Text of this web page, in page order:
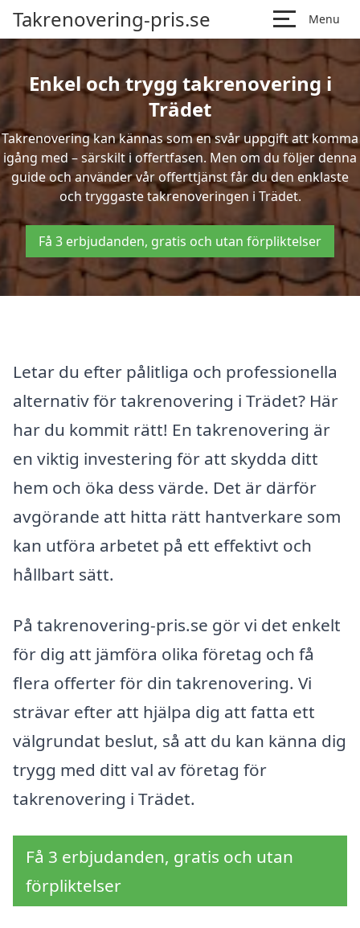
Takrenovering-pris.se Menu
Enkel och trygg takrenovering i
Trädet
Takrenovering kan kännas som en svår uppgift att komma
igång med – särskilt i offertfasen. Men om du följer denna
guide och använder vår offerttjänst får du den enklaste
och tryggaste takrenoveringen i Trädet.
Få 3 erbjudanden, gratis och utan förpliktelser
Letar du efter pålitliga och professionella
alternativ för takrenovering i Trädet? Här
har du kommit rätt! En takrenovering är
en viktig investering för att skydda ditt
hem och öka dess värde. Det är därför
avgörande att hitta rätt hantverkare som
kan utföra arbetet på ett effektivt och
hållbart sätt.
På takrenovering-pris.se gör vi det enkelt
för dig att jämföra olika företag och få
flera offerter för din takrenovering. Vi
strävar efter att hjälpa dig att fatta ett
välgrundat beslut, så att du kan känna dig
trygg med ditt val av företag för
takrenovering i Trädet.
Få 3 erbjudanden, gratis och utan
förpliktelser